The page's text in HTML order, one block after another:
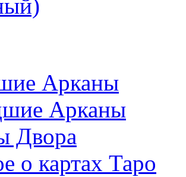
Арканы
Арканы
Двора
о картах Таро